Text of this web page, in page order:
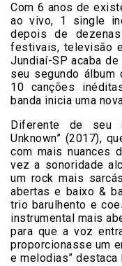
Com 6 anos de
ao vivo, 1 single
depois de
festivais, televisão
Jundiaí-SP acaba
seu segundo álbum
10 canções
banda inicia uma
Diferente de seu
Unknown” (2017),
com mais nuances
vez a sonoridade
um rock mais
abertas e baixo &
trio barulhento e
instrumental mais
para que a voz
proporcionasse um
e melodias” destaca